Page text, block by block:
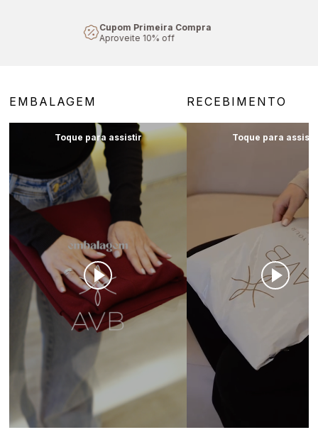
Cupom Primeira Compra
Aproveite 10% off
EMBALAGEM RECEBIMENTO